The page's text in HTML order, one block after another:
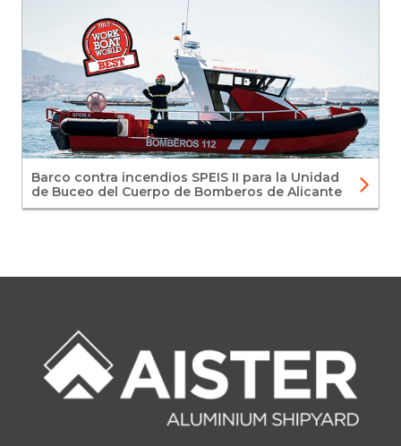
Barco contra incendios SPEIS II para la Unidad
de Buceo del Cuerpo de Bomberos de Alicante